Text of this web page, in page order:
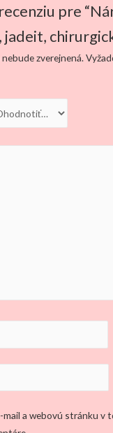
pre
jadeit,
zverejnená.
mail a webovú stránku v